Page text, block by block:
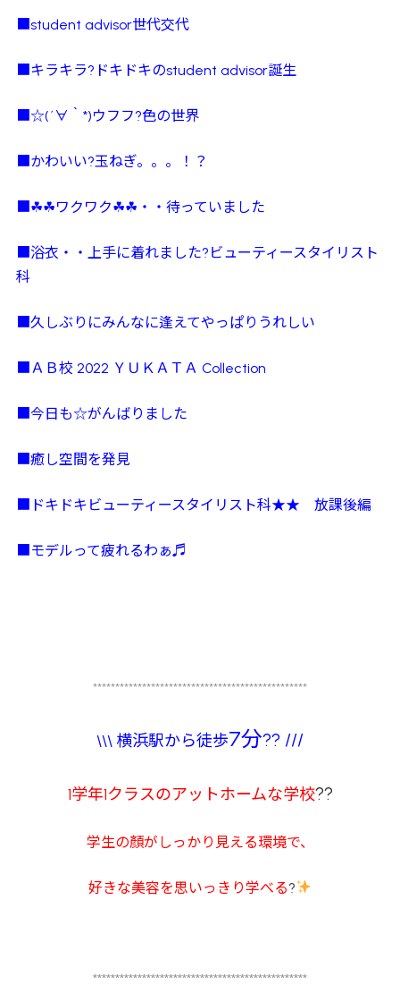
■student advisor世代交代
■キラキラ?ドキドキのstudent advisor誕生
■☆(´∀｀*)ウフフ?色の世界
■かわいい?玉ねぎ。。。！？
■☘☘ワクワク☘☘・・待っていました
■浴衣・・上手に着れました?ビューティースタイリスト
科
■久しぶりにみんなに逢えてやっぱりうれしい
■ＡＢ校 2022 ＹＵＫＡＴＡ Collection
■今日も☆がんばりました
■癒し空間を発見
■ドキドキビューティースタイリスト科★★ 放課後編
■モデルって疲れるわぁ♬
************************************************
\\\ 横浜駅から徒歩7分?? ///
1学年1クラスのアットホームな学校??
学生の顏がしっかり見える環境で、
好きな美容を思いっきり学べる?
************************************************